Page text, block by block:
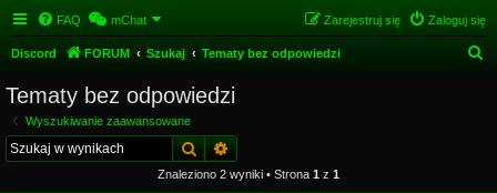
FAQ mChat Zaloguj się
Zarejestruj się
Discord FORUM Szukaj Tematy bez odpowiedzi
Tematy bez odpowiedzi
Wyszukiwanie zaawansowane
Szukaj
Znaleziono 2 wyniki • Strona 1 z 1